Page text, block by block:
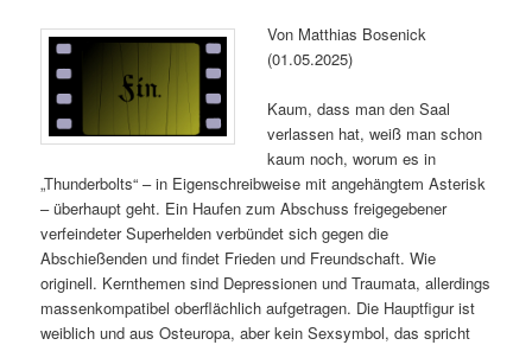
Von Matthias Bosenick
(01.05.2025)
Kaum, dass man den Saal
verlassen hat, weiß man schon
kaum noch, worum es in
„Thunderbolts“ – in Eigenschreibweise mit angehängtem Asterisk
– überhaupt geht. Ein Haufen zum Abschuss freigegebener
verfeindeter Superhelden verbündet sich gegen die
Abschießenden und findet Frieden und Freundschaft. Wie
originell. Kernthemen sind Depressionen und Traumata, allerdings
massenkompatibel oberflächlich aufgetragen. Die Hauptfigur ist
weiblich und aus Osteuropa, aber kein Sexsymbol, das spricht